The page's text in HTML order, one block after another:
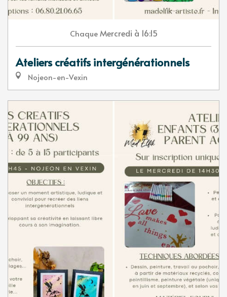
Chaque Mercredi à 16:15
Ateliers créatifs intergénérationnels
Nojeon-en-Vexin